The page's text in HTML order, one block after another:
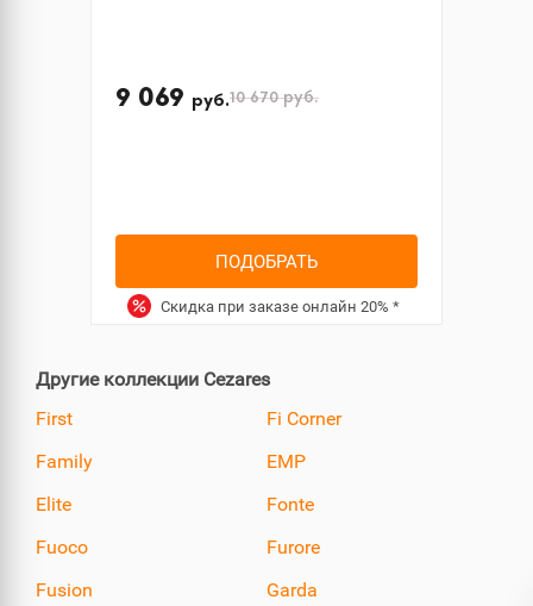
9 069 руб.10 670руб.
ПОДОБРАТЬ
Скидка при заказе онлайн 20% *
Другие коллекции Cezares
First
Fi Corner
Family
EMP
Elite
Fonte
Fuoco
Furore
Fusion
Garda